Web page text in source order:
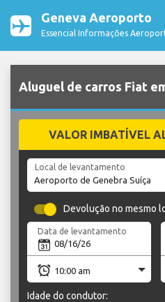
Geneva Aeroporto
Essencial Informações
Aluguel de carros Fiat
VALOR IMBATÍVEL
Local de levantamento
Devolução no mesmo
Data de levantamento
Idade do condutor: